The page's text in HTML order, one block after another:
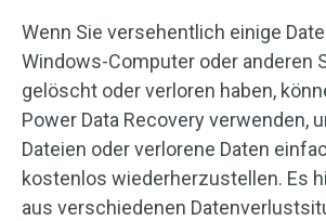
Wenn Sie versehentlich einige
Windows-Computer oder anderen
gelöscht oder verloren haben,
Power Data Recovery verwenden,
Dateien oder verlorene Daten
kostenlos wiederherzustellen. Es
aus verschiedenen